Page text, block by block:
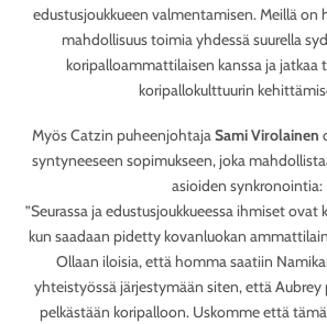
edustusjoukkueen valmentamisen. Meillä on
mahdollisuus toimia yhdessä suurella
koripalloammattilaisen kanssa ja jatkaa
koripallokulttuurin
Myös Catzin puheenjohtajaSami Virolainen
syntyneeseen sopimukseen, joka
asioiden synkronointia:
”Seurassa ja edustusjoukkueessa ihmiset
kun saadaan pidetty kovanluokan
Ollaan iloisia, että homma saatiin
yhteistyössä järjestymään siten, että
pelkästään koripalloon. Uskomme että